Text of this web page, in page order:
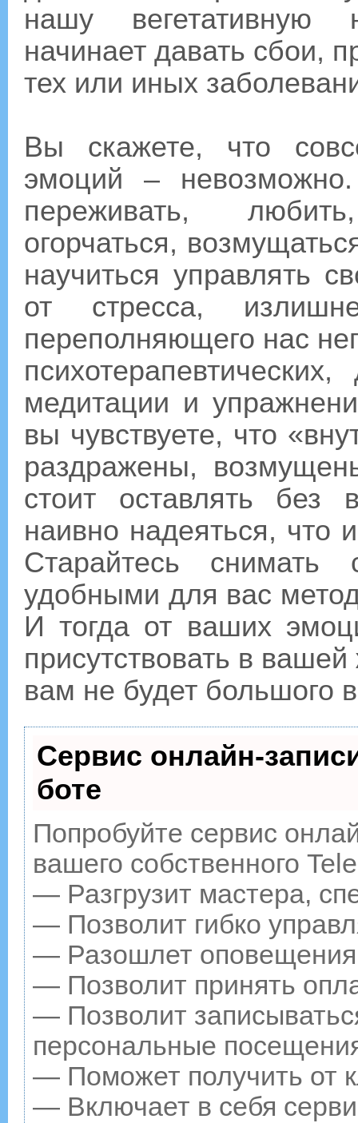
нашу вегетативную
начинает давать сбои,
тех или иных
Вы скажете, что
эмоций –
переживать,
огорчаться,
научиться управлять
от стресса,
переполняющего нас
медитации и
вы чувствуете, что
раздражены,
стоит оставлять без
наивно надеяться, что
Старайтесь
удобными для вас
И тогда от ваших
присутствовать в
вам не будет большого
Сервис онлайн-
боте
Попробуйте сервис
вашего собственного
— Разгрузит мастера,
— Позволит гибко
— Разошлет оповещения
— Позволит принять
— Позволит
персональные
— Поможет получить от
— Включает в себя